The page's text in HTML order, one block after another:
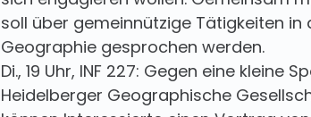
soll über gemeinnützige Tätigkeiten in
Geographie gesprochen werden.
Di., 19 Uhr, INF 227: Gegen eine kleine
Heidelberger Geographische